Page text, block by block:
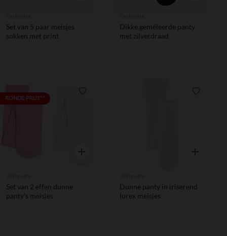
Set van 5 paar meisjes
sokken met print
Dikke gemêleerde panty
met zilverdraad
RONDE PRIJS**
Snel overzicht
Set van 2 effen dunne
panty's meisjes
Snel
Dunne panty in iriserend
lurex meisjes